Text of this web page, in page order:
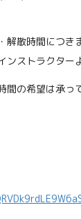
解散時間につき
ンストラクター
の希望は承っ